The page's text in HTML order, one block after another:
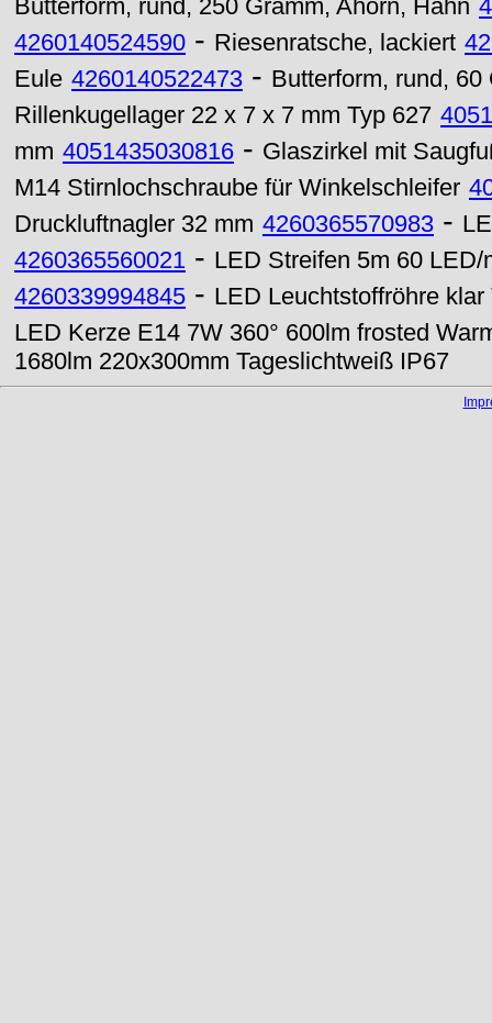
Butterform, rund, 250 Gramm, Ahorn, Hahn
4260140524590 - Riesenratsche, lackiert
Eule 4260140522473 - Butterform, rund,
Rillenkugellager 22 x 7 x 7 mm Typ 627
mm 4051435030816 - Glaszirkel mit
M14 Stirnlochschraube für Winkelschleifer
Druckluftnagler 32 mm 4260365570983 -
4260365560021 - LED Streifen 5m 60
4260339994845 - LED Leuchtstoffröhre
LED Kerze E14 7W 360° 600lm frosted
1680lm 220x300mm Tageslichtweiß IP67